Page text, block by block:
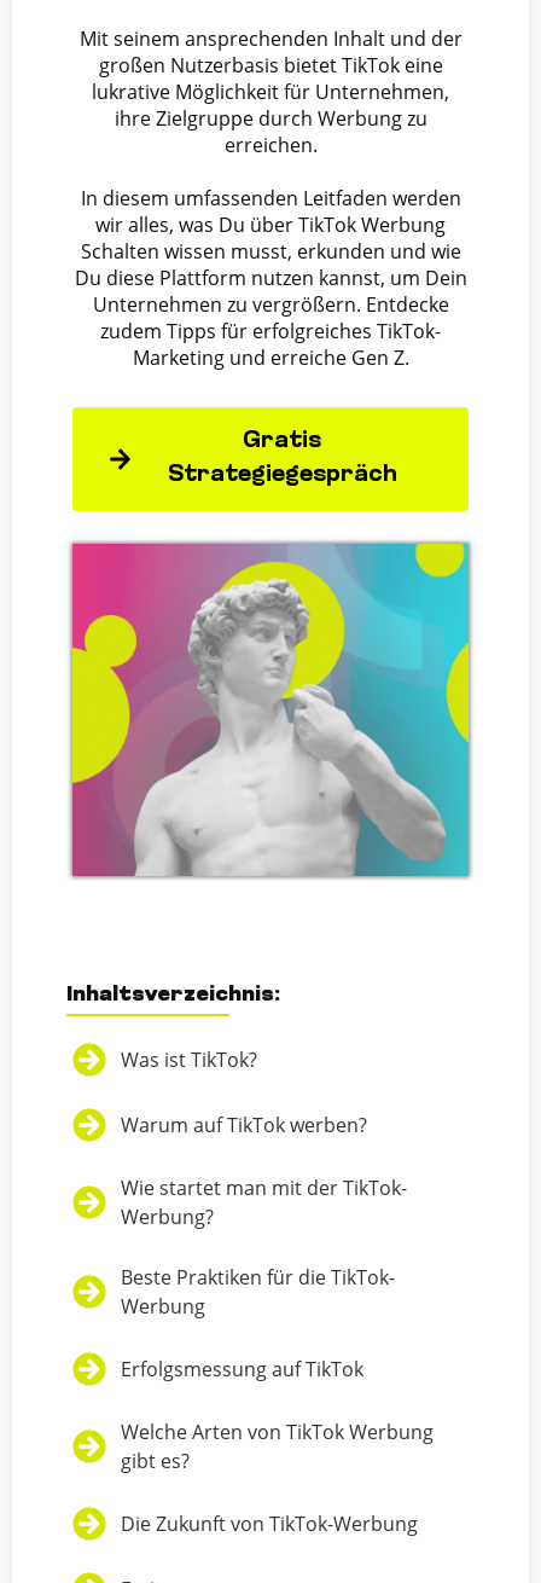
Mit seinem ansprechenden Inhalt und der
großen Nutzerbasis bietet TikTok eine
lukrative Möglichkeit für Unternehmen,
ihre Zielgruppe durch Werbung zu
erreichen.
In diesem umfassenden Leitfaden werden
wir alles, was Du über TikTok Werbung
Schalten wissen musst, erkunden und wie
Du diese Plattform nutzen kannst, um Dein
Unternehmen zu vergrößern. Entdecke
zudem Tipps für erfolgreiches TikTok-
Marketing und erreiche Gen Z.
Gratis
Strategiegespräch
Inhaltsverzeichnis:
Was ist TikTok?
Warum auf TikTok werben?
Wie startet man mit der TikTok-
Werbung?
Beste Praktiken für die TikTok-
Werbung
Erfolgsmessung auf TikTok
Welche Arten von TikTok Werbung
gibt es?
Die Zukunft von TikTok-Werbung